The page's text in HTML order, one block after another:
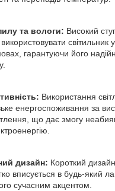
та вологи: Високий
світильник
гарантуючи його
Використання
енергоспоживання за
що дає змогу
дизайн: Короткий дизайн
вписується в будь-який
сучасним акцентом.